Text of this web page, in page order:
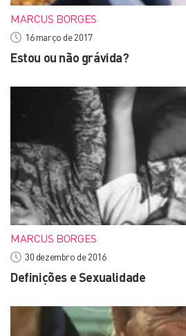
MARCUS BORGES
16 março de 2017
Estou ou não grávida?
MARCUS BORGES
30 dezembro de 2016
Definições e Sexualidade